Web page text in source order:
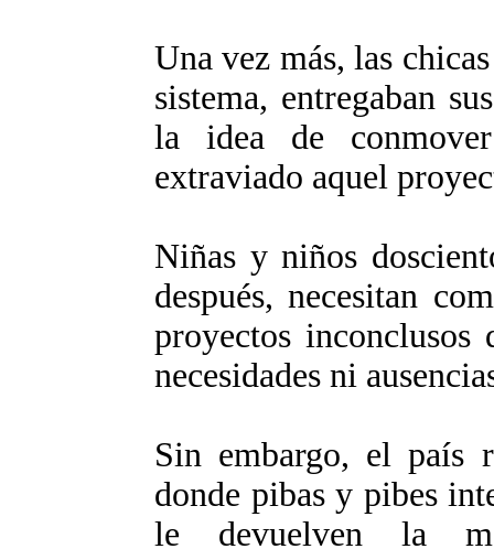
Una vez más, las
sistema, entregaban
la idea de
extraviado aquel
Niñas y niños
después, necesitan
proyectos inconclusos
necesidades ni
Sin embargo, el país
donde pibas y pibes
le devuelven la